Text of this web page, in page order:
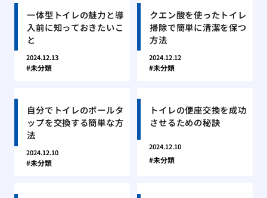
一体型トイレの魅力と導
入前に知っておきたいこ
と
2024.12.13
未分類
クエン酸を使ったトイレ
掃除で簡単に清潔を保つ
方法
2024.12.12
未分類
自分でトイレのボールタ
ップを交換する簡単な方
法
2024.12.10
未分類
トイレの便座交換を成功
させるための秘訣
2024.12.10
未分類